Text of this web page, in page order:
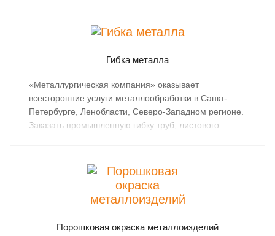
Гибка металла
«Металлургическая компания» оказывает
всесторонние услуги металлообработки в Санкт-
Петербурге, Ленобласти, Северо-Западном регионе.
Заказать промышленную гибку труб, листового
металлоцентры компании.
Порошковая окраска металлоизделий